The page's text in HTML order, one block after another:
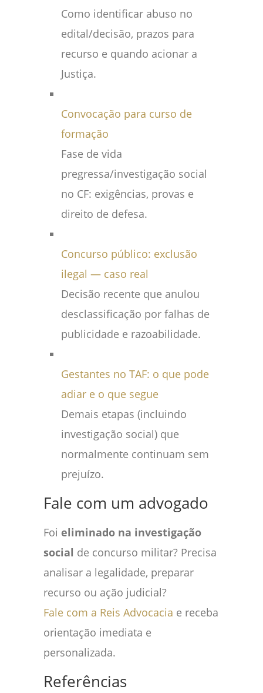
Como identificar abuso no
edital/decisão, prazos para
recurso e quando acionar a
Justiça.
Convocação para curso de
formação
Fase de vida
pregressa/investigação social
no CF: exigências, provas e
direito de defesa.
Concurso público: exclusão
ilegal — caso real
Decisão recente que anulou
desclassificação por falhas de
publicidade e razoabilidade.
Gestantes no TAF: o que pode
adiar e o que segue
Demais etapas (incluindo
investigação social) que
normalmente continuam sem
prejuízo.
Fale com um advogado
Foi eliminado na investigação
social de concurso militar? Precisa
analisar a legalidade, preparar
recurso ou ação judicial?
Fale com a Reis Advocacia e receba
orientação imediata e
personalizada.
Referências